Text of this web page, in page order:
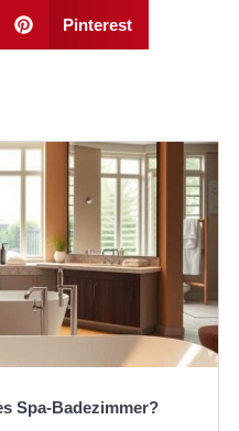
Pinterest
Spa-Badezimmer?